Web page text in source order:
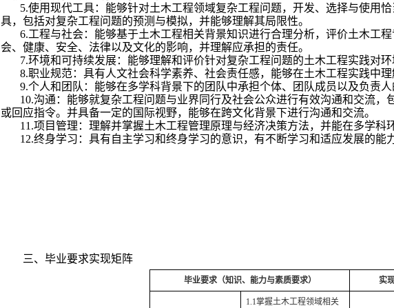
5.使用现代工具：能够针对土木工程领域复杂工程问题，开发、选择与使用
具，包括对复杂工程问题的预测与模拟，并能够理解其局限性。
6.工程与社会：能够基于土木工程相关背景知识进行合理分析，评价土木工
会、健康、安全、法律以及文化的影响，并理解应承担的责任。
7.环境和可持续发展：能够理解和评价针对复杂工程问题的土木工程实践对环
8.职业规范：具有人文社会科学素养、社会责任感，能够在土木工程实践中
9.个人和团队：能够在多学科背景下的团队中承担个体、团队成员以及负责人
10.沟通：能够就复杂工程问题与业界同行及社会公众进行有效沟通和交流，
或回应指令。并具备一定的国际视野，能够在跨文化背景下进行沟通和交流。
11.项目管理：理解并掌握土木工程管理原理与经济决策方法，并能在多学科
12.终身学习：具有自主学习和终身学习的意识，有不断学习和适应发展的能力
三、毕业要求实现矩阵
毕业要求（知识、能力与素质要求） 实
1.1掌握土木工程领域相关